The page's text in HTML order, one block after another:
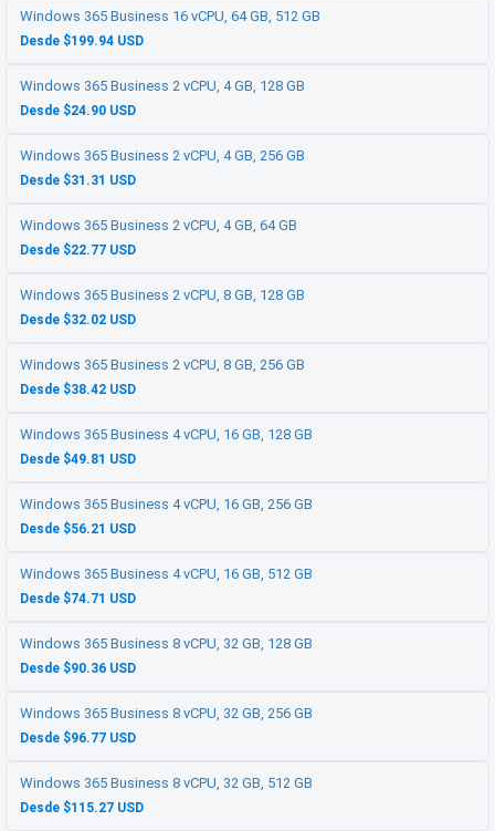
Windows 365 Business 16 vCPU, 64 GB, 512 GB
Desde $199.94 USD
Windows 365 Business 2 vCPU, 4 GB, 128 GB
Desde $24.90 USD
Windows 365 Business 2 vCPU, 4 GB, 256 GB
Desde $31.31 USD
Windows 365 Business 2 vCPU, 4 GB, 64 GB
Desde $22.77 USD
Windows 365 Business 2 vCPU, 8 GB, 128 GB
Desde $32.02 USD
Windows 365 Business 2 vCPU, 8 GB, 256 GB
Desde $38.42 USD
Windows 365 Business 4 vCPU, 16 GB, 128 GB
Desde $49.81 USD
Windows 365 Business 4 vCPU, 16 GB, 256 GB
Desde $56.21 USD
Windows 365 Business 4 vCPU, 16 GB, 512 GB
Desde $74.71 USD
Windows 365 Business 8 vCPU, 32 GB, 128 GB
Desde $90.36 USD
Windows 365 Business 8 vCPU, 32 GB, 256 GB
Desde $96.77 USD
Windows 365 Business 8 vCPU, 32 GB, 512 GB
Desde $115.27 USD